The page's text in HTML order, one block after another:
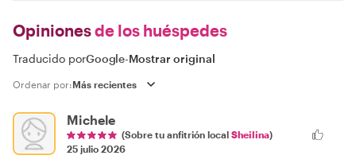
Opinionesde los huéspedes
Traducido porGoogle-Mostrar original
Ordenar por:
Michele
(Sobre tu anfitrión local Sheilina)
25 julio 2026